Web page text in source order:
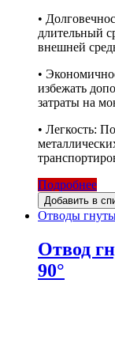
•
длительный
внешней
•
избежать
затраты на
• Легкость:
Подробнее
Добавить в
Отводы
Отвод
90°